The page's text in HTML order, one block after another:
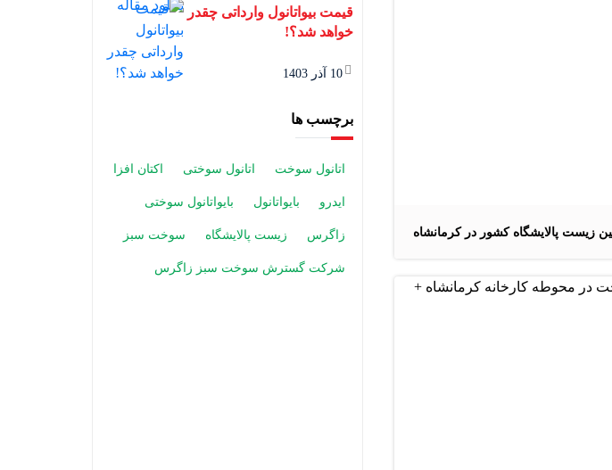
زیست پالایشگاه کشور در کرمانشاه
قیمت بیواتانول وارداتی چقدر
خواهد شد؟!
10 آذر 1403
برچسب ها
اتانول سوخت اتانول سوختی اکتان افزا
ایدرو بایواتانول بایواتانول سوختی
زاگرس زیست پالایشگاه سوخت سبز
شرکت گسترش سوخت سبز زاگرس